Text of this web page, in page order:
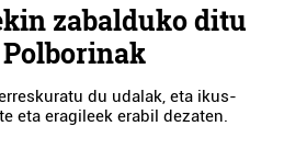
zabalduko ditu
du udalak, eta ikus-
eta eragileek erabil dezaten.
Diseinu grafikoa